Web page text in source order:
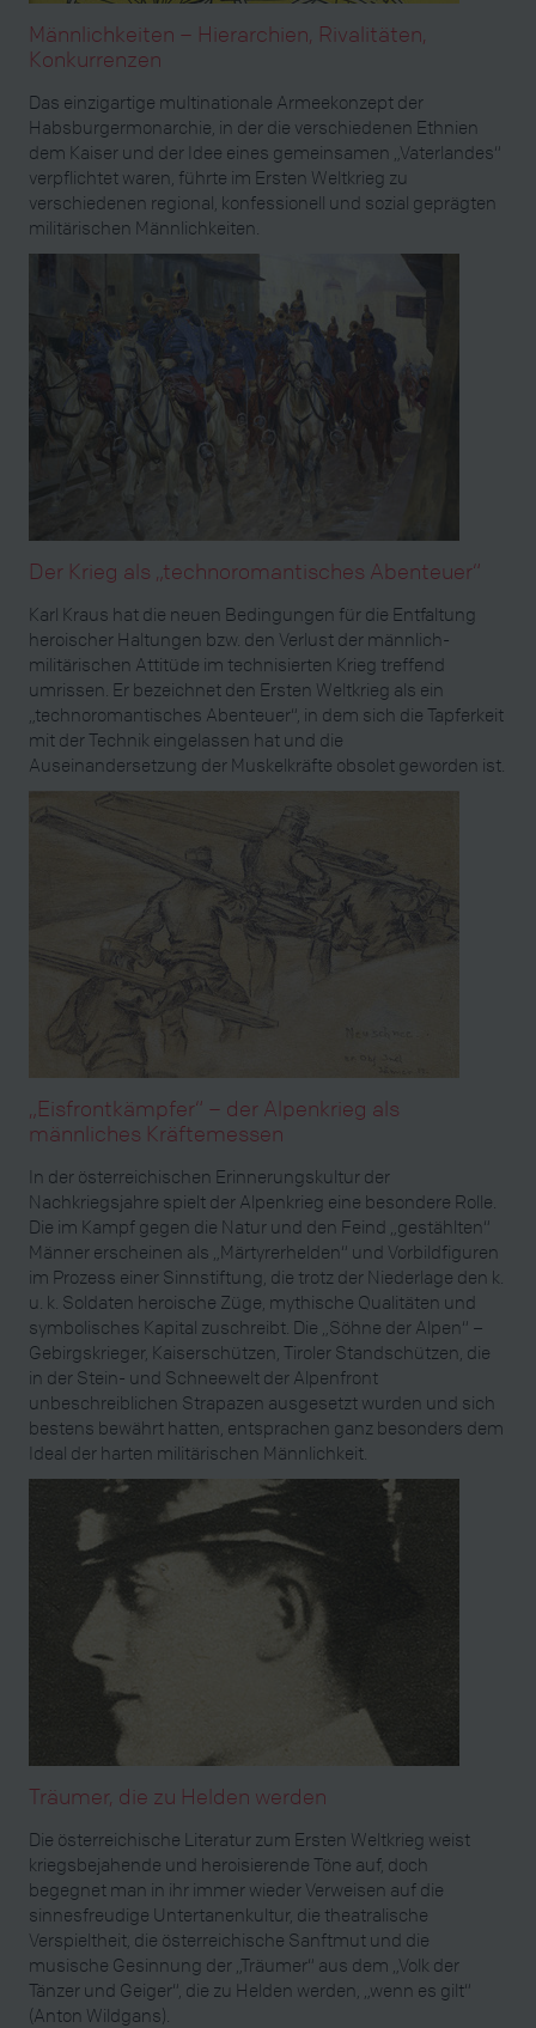
Männlichkeiten – Hierarchien, Rivalitäten,
Konkurrenzen
Das einzigartige multinationale Armeekonzept der
Habsburgermonarchie, in der die verschiedenen Ethnien
dem Kaiser und der Idee eines gemeinsamen „Vaterlandes“
verpflichtet waren, führte im Ersten Weltkrieg zu
verschiedenen regional, konfessionell und sozial geprägten
militärischen Männlichkeiten.
Der Krieg als „technoromantisches Abenteuer“
Karl Kraus hat die neuen Bedingungen für die Entfaltung
heroischer Haltungen bzw. den Verlust der männlich-
militärischen Attitüde im technisierten Krieg treffend
umrissen. Er bezeichnet den Ersten Weltkrieg als ein
„technoromantisches Abenteuer“, in dem sich die Tapferkeit
mit der Technik eingelassen hat und die
Auseinandersetzung der Muskelkräfte obsolet geworden ist.
„Eisfrontkämpfer“ – der Alpenkrieg als
männliches Kräftemessen
In der österreichischen Erinnerungskultur der
Nachkriegsjahre spielt der Alpenkrieg eine besondere Rolle.
Die im Kampf gegen die Natur und den Feind „gestählten“
Männer erscheinen als „Märtyrerhelden“ und Vorbildfiguren
im Prozess einer Sinnstiftung, die trotz der Niederlage den k.
u. k. Soldaten heroische Züge, mythische Qualitäten und
symbolisches Kapital zuschreibt. Die „Söhne der Alpen“ –
Gebirgskrieger, Kaiserschützen, Tiroler Standschützen, die
in der Stein- und Schneewelt der Alpenfront
unbeschreiblichen Strapazen ausgesetzt wurden und sich
bestens bewährt hatten, entsprachen ganz besonders dem
Ideal der harten militärischen Männlichkeit.
Träumer, die zu Helden werden
Die österreichische Literatur zum Ersten Weltkrieg weist
kriegsbejahende und heroisierende Töne auf, doch
begegnet man in ihr immer wieder Verweisen auf die
sinnesfreudige Untertanenkultur, die theatralische
Verspieltheit, die österreichische Sanftmut und die
musische Gesinnung der „Träumer“ aus dem „Volk der
Tänzer und Geiger“, die zu Helden werden, „wenn es gilt“
(Anton Wildgans).